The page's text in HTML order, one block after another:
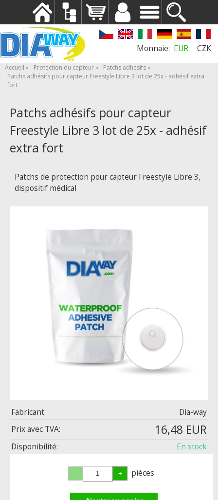
EUR CZK
Accueil Protection du capteur
Patchs adhésifs
Patchs adhésifs pour capteur Freestyle Libre 3 lot de 25x - adhésif extra
fort
Patchs adhésifs pour capteur
Freestyle Libre 3 lot de 25x - adhésif
extra fort
Patchs de protection pour capteur Freestyle Libre 3,
dispositif médical
Fabricant:
Dia-way
Prix ​​avec TVA:
16,48 EUR
Disponibilité: En stock
pièces